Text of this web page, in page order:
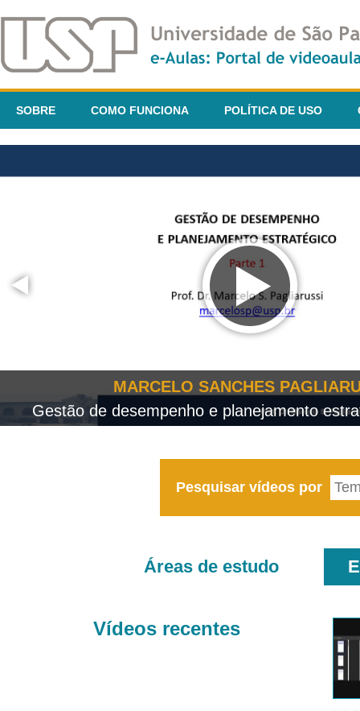
SOBRE COMO FUNCIONA POLÍTICA DE USO
MARCELO SANCHES
Gestão de desempenho e planejamento
Pesquisar vídeos por
Áreas de estudo
Vídeos recentes